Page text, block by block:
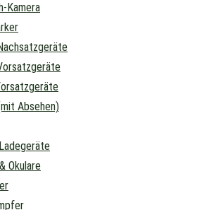
Kamera
Absehen)
Okulare